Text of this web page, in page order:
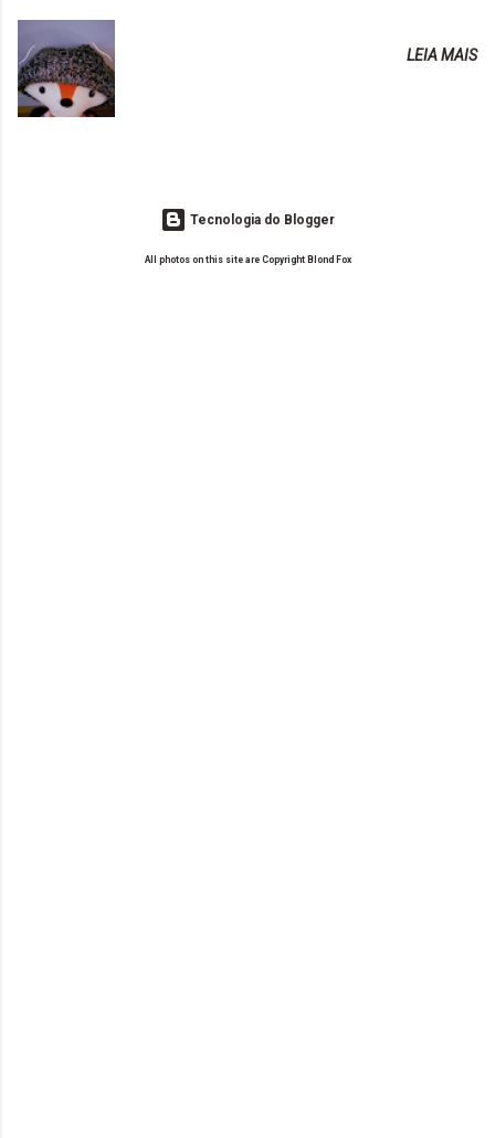
em meu cabelo, pois, sempre jogava tinta em cima
tempo? Vejo como sendo profissional. Me empenho muito fazendo
tudo para ele. Quais blogs acompanha, e quais indica? Eu acompanho
o Drilly Design e comecei a ler as postagens do antigo blog da Sweet
Carol "Magic Days". Tem sido fácil o convívio com seguidoras e
leitoras? Claro. Seu blog já esta como quer, ou ainda ...
LEIA MAIS
Tecnologia do Blogger
All photos on this site are Copyright Blond Fox